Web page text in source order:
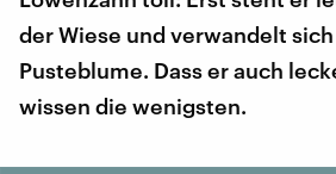
der Wiese und verwandelt
Pusteblume. Dass er auch
wissen die wenigsten.